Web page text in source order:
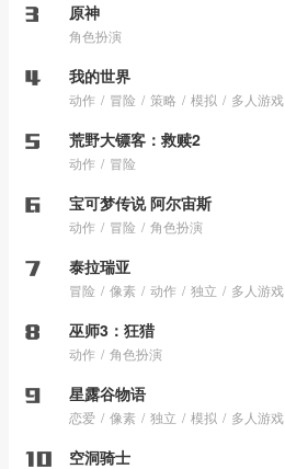
原神
角色扮演
我的世界
动作 冒险 策略 模拟 多人游戏
荒野大镖客：救赎2
动作 冒险
宝可梦传说 阿尔宙斯
动作 冒险 角色扮演
泰拉瑞亚
冒险 像素 动作 独立 多人游戏
巫师3：狂猎
动作 角色扮演
星露谷物语
恋爱 像素 独立 模拟 多人游戏
空洞骑士